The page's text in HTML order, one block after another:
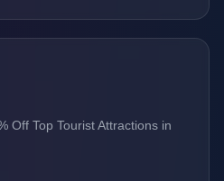
Off Top Tourist Attractions in